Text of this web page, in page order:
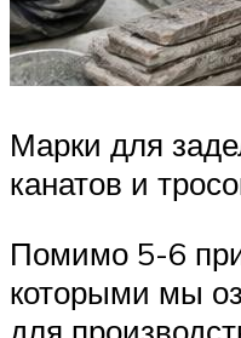
Марки для
канатов и
Помимо 5-6
которыми мы